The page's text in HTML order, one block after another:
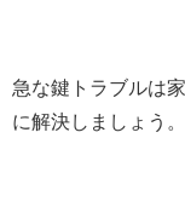
急な鍵トラブルは
に解決しましょう。